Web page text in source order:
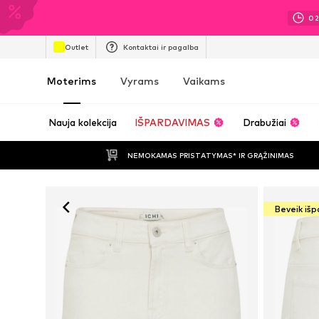
02
Outlet Kontaktai ir pagalba
Moterims Vyrams Vaikams
Nauja kolekcija IŠPARDAVIMAS Drabužiai
NEMOKAMAS PRISTATYMAS* IR GRĄŽINIMAS
Beveik